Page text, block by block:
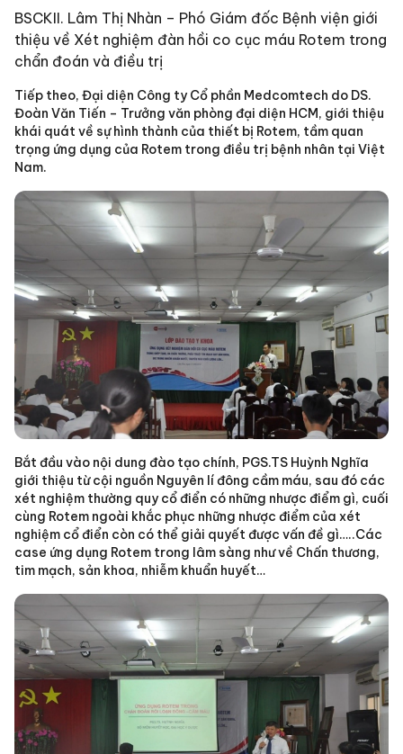
BSCKII. Lâm Thị Nhàn – Phó Giám đốc Bệnh viện giới
thiệu về Xét nghiệm đàn hồi co cục máu Rotem trong
chẩn đoán và điều trị
Tiếp theo, Đại diện Công ty Cổ phần Medcomtech do DS.
Đoàn Văn Tiến – Trưởng văn phòng đại diện HCM, giới thiệu
khái quát về sự hình thành của thiết bị Rotem, tầm quan
trọng ứng dụng của Rotem trong điều trị bệnh nhân tại Việt
Nam.
Bắt đầu vào nội dung đào tạo chính, PGS.TS Huỳnh Nghĩa
giới thiệu từ cội nguồn Nguyên lí đông cầm máu, sau đó các
xét nghiệm thường quy cổ điển có những nhược điểm gì, cuối
cùng Rotem ngoài khắc phục những nhược điểm của xét
nghiệm cổ điển còn có thể giải quyết được vấn đề gì…..Các
case ứng dụng Rotem trong lâm sàng như về Chấn thương,
tim mạch, sản khoa, nhiễm khuẩn huyết…